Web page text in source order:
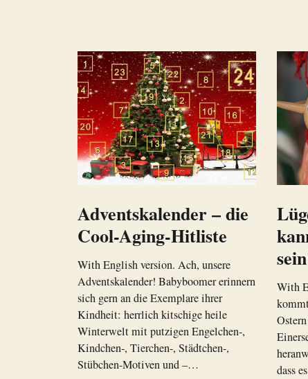
Adventskalender – die
Cool-Aging-Hitliste
With English version. Ach, unsere
Adventskalender! Babyboomer erinnern
sich gern an die Exemplare ihrer
Kindheit: herrlich kitschige heile
Winterwelt mit putzigen Engelchen-,
Kindchen-, Tierchen-, Städtchen-,
Stübchen-Motiven und –…
With
dass